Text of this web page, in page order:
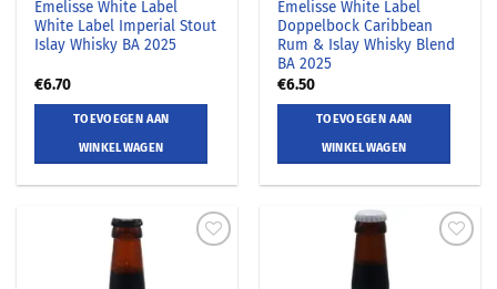
Emelisse White Label
White Label Imperial Stout
Islay Whisky BA 2025
€6.70
TOEVOEGEN AAN
WINKELWAGEN
Emelisse White Label
Doppelbock Caribbean
Rum & Islay Whisky Blend
BA 2025
€6.50
TOEVOEGEN AAN
WINKELWAGEN